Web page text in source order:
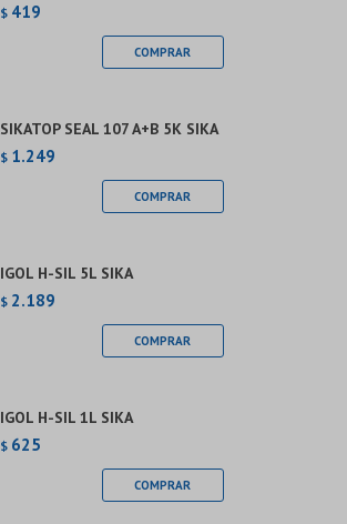
$ 419
SIKATOP SEAL 107 A+B 5K SIKA
$ 1.249
IGOL H-SIL 5L SIKA
$ 2.189
IGOL H-SIL 1L SIKA
$ 625